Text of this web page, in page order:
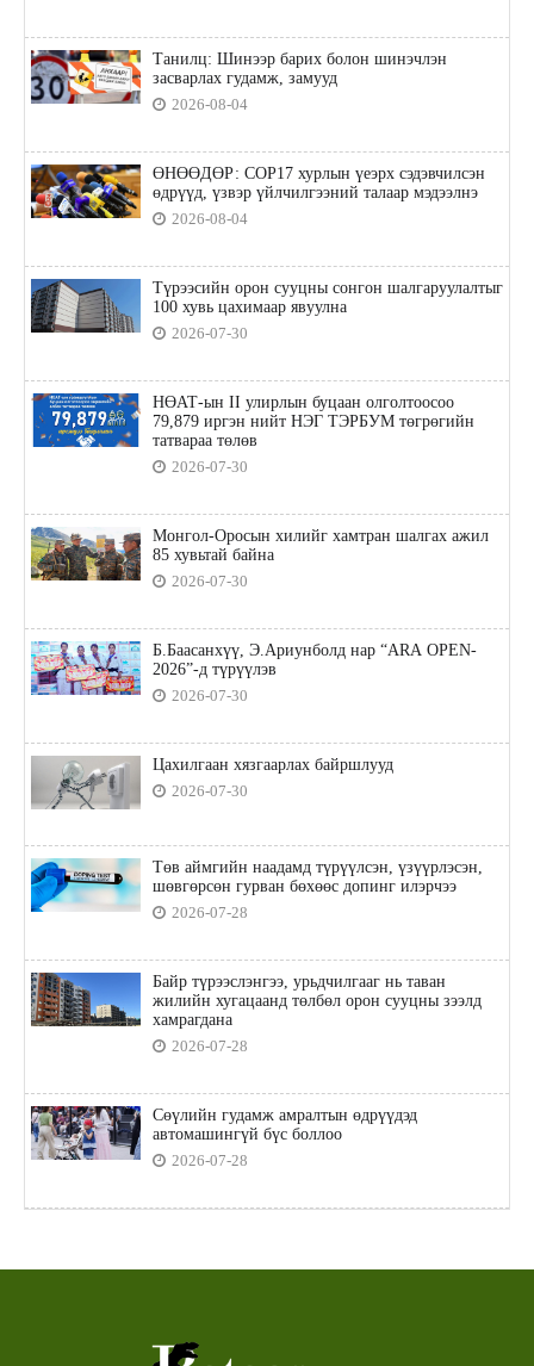
Танилц: Шинээр барих болон шинэчлэн
засварлах гудамж, замууд
2026-08-04
ӨНӨӨДӨР: COP17 хурлын үеэрх сэдэвчилсэн
өдрүүд, үзвэр үйлчилгээний талаар мэдээлнэ
2026-08-04
Түрээсийн орон сууцны сонгон шалгаруулалтыг
100 хувь цахимаар явуулна
2026-07-30
НӨАТ-ын II улирлын буцаан олголтоосоо
79,879 иргэн нийт НЭГ ТЭРБУМ төгрөгийн
татвараа төлөв
2026-07-30
Монгол-Оросын хилийг хамтран шалгах ажил
85 хувьтай байна
2026-07-30
Б.Баасанхүү, Э.Ариунболд нар “ARA OPEN-
2026”-д түрүүлэв
2026-07-30
Цахилгаан хязгаарлах байршлууд
2026-07-30
Төв аймгийн наадамд түрүүлсэн, үзүүрлэсэн,
шөвгөрсөн гурван бөхөөс допинг илэрчээ
2026-07-28
Байр түрээслэнгээ, урьдчилгааг нь таван
жилийн хугацаанд төлбөл орон сууцны зээлд
хамрагдана
2026-07-28
Сөүлийн гудамж амралтын өдрүүдэд
автомашингүй бүс боллоо
2026-07-28